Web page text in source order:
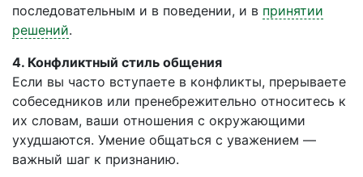
последовательным и в поведении, и в принятии
решений.
4. Конфликтный стиль общения
Если вы часто вступаете в конфликты, прерываете
собеседников или пренебрежительно относитесь к
их словам, ваши отношения с окружающими
ухудшаются. Умение общаться с уважением —
важный шаг к признанию.